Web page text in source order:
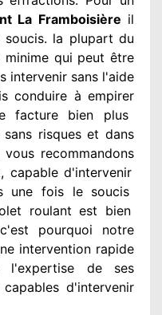
La Framboisière il
soucis. la plupart du
qui peut être
intervenirsans l'aide
conduire à empirer
facture bien plus
risques et dans
recommandons
, capable d'intervenir
une fois le soucis
roulant est bien
pourquoi notre
intervention rapide
de ses
capables d'intervenir